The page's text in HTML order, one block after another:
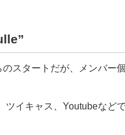
スタートだが、メンバー
ツイキャス、Youtubeなど